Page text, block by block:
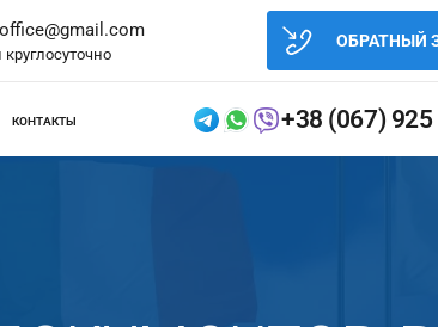
ОБРАТНЫЙ
КОНТАКТЫ +38 (067) 925